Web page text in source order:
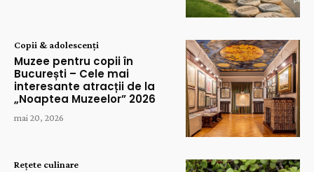
Copii & adolescenți
Muzee pentru copii în
București – Cele mai
interesante atracții de la
„Noaptea Muzeelor” 2026
mai 20, 2026
Rețete culinare